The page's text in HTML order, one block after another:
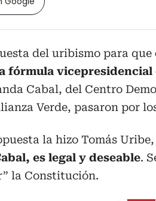
del uribismo para que
fórmula vicepresidencial
Cabal, del Centro
Verde, pasaron por
la hizo Tomás
es legal y deseable.
la Constitución.